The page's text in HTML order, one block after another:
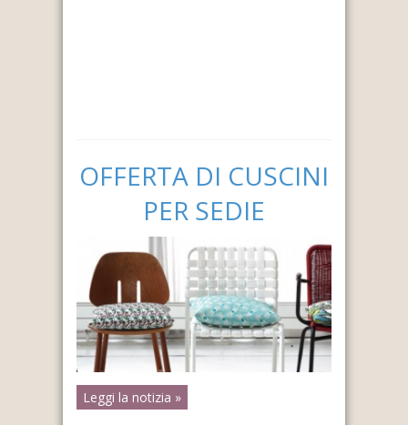
OFFERTA DI CUSCINI
PER SEDIE
Leggi la notizia »